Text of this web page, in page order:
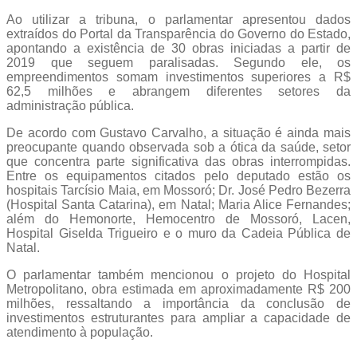
Ao utilizar a tribuna, o parlamentar apresentou dados
extraídos do Portal da Transparência do Governo do Estado,
apontando a existência de 30 obras iniciadas a partir de
2019 que seguem paralisadas. Segundo ele, os
empreendimentos somam investimentos superiores a R$
62,5 milhões e abrangem diferentes setores da
administração pública.
De acordo com Gustavo Carvalho, a situação é ainda mais
preocupante quando observada sob a ótica da saúde, setor
que concentra parte significativa das obras interrompidas.
Entre os equipamentos citados pelo deputado estão os
hospitais Tarcísio Maia, em Mossoró; Dr. José Pedro Bezerra
(Hospital Santa Catarina), em Natal; Maria Alice Fernandes;
além do Hemonorte, Hemocentro de Mossoró, Lacen,
Hospital Giselda Trigueiro e o muro da Cadeia Pública de
Natal.
O parlamentar também mencionou o projeto do Hospital
Metropolitano, obra estimada em aproximadamente R$ 200
milhões, ressaltando a importância da conclusão de
investimentos estruturantes para ampliar a capacidade de
atendimento à população.